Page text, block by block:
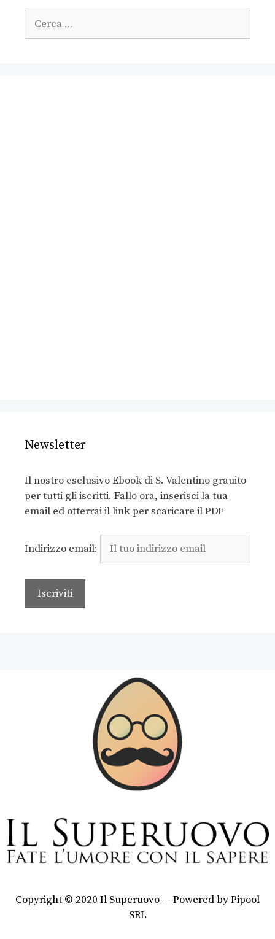
Newsletter
Il nostro esclusivo Ebook di S. Valentino grauito
per tutti gli iscritti. Fallo ora, inserisci la tua
email ed otterrai il link per scaricare il PDF
Indirizzo email:
Copyright © 2020 Il Superuovo — Powered by Pipool
SRL